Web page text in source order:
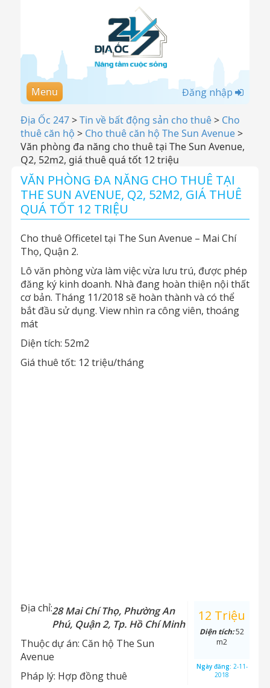
Menu Đăng nhập
Địa Ốc 247>Tin về bất động sản cho thuê> Cho
thuê căn hộ > Cho thuê căn hộ The Sun Avenue>
Văn phòng đa năng cho thuê tại The Sun Avenue,
Q2, 52m2, giá thuê quá tốt 12 triệu
VĂN PHÒNG ĐA NĂNG CHO THUÊ TẠI
THE SUN AVENUE, Q2, 52M2, GIÁ THUÊ
QUÁ TỐT 12 TRIỆU
Cho thuê Officetel tại The Sun Avenue – Mai Chí
Thọ, Quận 2.
Lô văn phòng vừa làm việc vừa lưu trú, được phép
đăng ký kinh doanh. Nhà đang hoàn thiện nội thất
cơ bản. Tháng 11/2018 sẽ hoàn thành và có thể
bắt đầu sử dụng. View nhìn ra công viên, thoáng
mát
Diện tích: 52m2
Giá thuê tốt: 12 triệu/tháng
Địa chỉ:28 Mai Chí Thọ, Phường An
Phú, Quận 2, Tp. Hồ Chí Minh
Thuộc dự án: Căn hộ The Sun
Avenue
Pháp lý: Hợp đồng thuê
12 Triệu
Diện tích:52
m2
Ngày đăng: 2-11-
2018